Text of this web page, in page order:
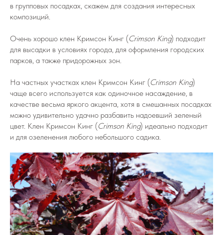
в групповых посадках, скажем для создания интересных
композиций.
Очень хорошо клен Кримсон Кинг (Crimson King) подходит
для высадки в условиях города, для оформления городских
парков, а также придорожных зон.
На частных участках клен Кримсон Кинг (Crimson King)
чаще всего используется как одиночное насаждение, в
качестве весьма яркого акцента, хотя в смешанных посадках
можно удивительно удачно разбавить надоевший зеленый
цвет. Клен Кримсон Кинг (Crimson King) идеально подходит
и для озеленения любого небольшого садика.